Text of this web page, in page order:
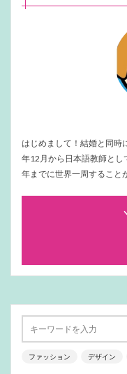
はじめまして！結婚と同時
年12月から日本語教師と
年までに世界一周すること
ファッション デザイン